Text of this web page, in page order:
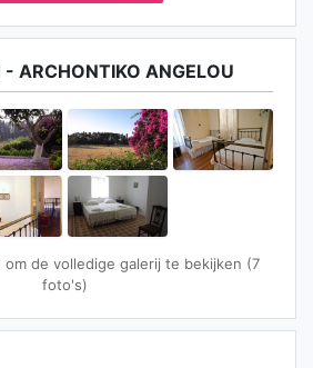
- ARCHONTIKO ANGELOU
de volledige galerij te bekijken (7
foto's)